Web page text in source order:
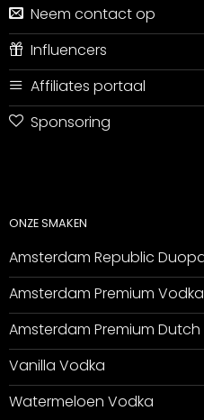
Neem contact op
Influencers
Affiliates portaal
Sponsoring
ONZE SMAKEN
Amsterdam Republic
Amsterdam Premium Vodka
Amsterdam Premium Dutch
Vanilla Vodka
Watermeloen Vodka